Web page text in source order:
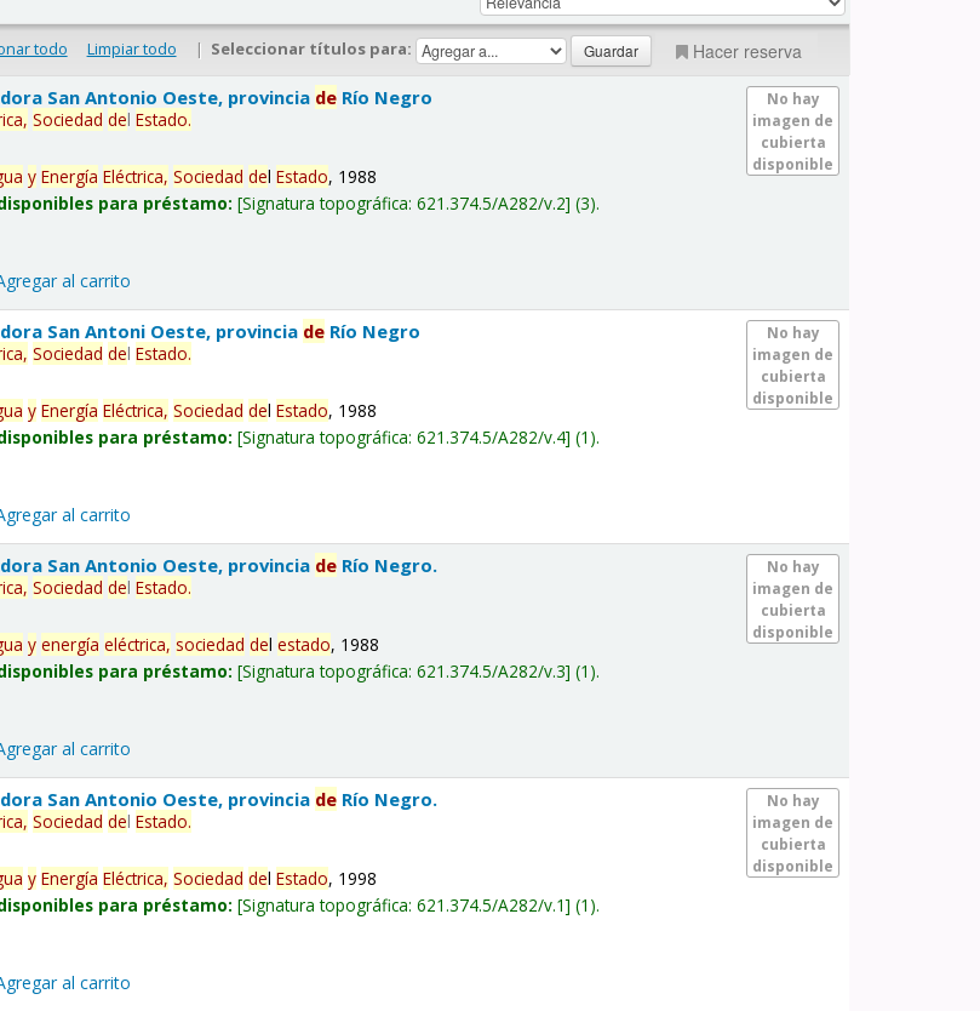
todo Limpiar todo | Seleccionar títulos para: Hacer reserva
No hay
imagen de
cubierta
disponible
San Antonio Oeste, provincia de Río Negro
Sociedad delEstado.
y Energía Eléctrica, Sociedad delEstado, 1988
para préstamo: Signatura topográfica:621.374.5/A282/v.2 (3).
al carrito
No hay
imagen de
cubierta
disponible
San Antoni Oeste, provincia de Río Negro
Sociedad delEstado.
y Energía Eléctrica, Sociedad delEstado, 1988
para préstamo: Signatura topográfica:621.374.5/A282/v.4 (1).
al carrito
No hay
imagen de
cubierta
disponible
San Antonio Oeste, provincia de Río Negro.
Sociedad delEstado.
y energía eléctrica, sociedad delestado, 1988
para préstamo: Signatura topográfica:621.374.5/A282/v.3 (1).
al carrito
No hay
imagen de
cubierta
disponible
San Antonio Oeste, provincia de Río Negro.
Sociedad delEstado.
y Energía Eléctrica, Sociedad delEstado, 1998
para préstamo: Signatura topográfica:621.374.5/A282/v.1 (1).
al carrito